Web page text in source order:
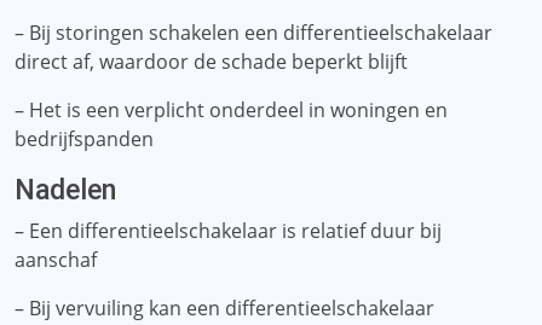
– Bij storingen schakelen een differentieelschakelaar
direct af, waardoor de schade beperkt blijft
– Het is een verplicht onderdeel in woningen en
bedrijfspanden
Nadelen
– Een differentieelschakelaar is relatief duur bij
aanschaf
– Bij vervuiling kan een differentieelschakelaar